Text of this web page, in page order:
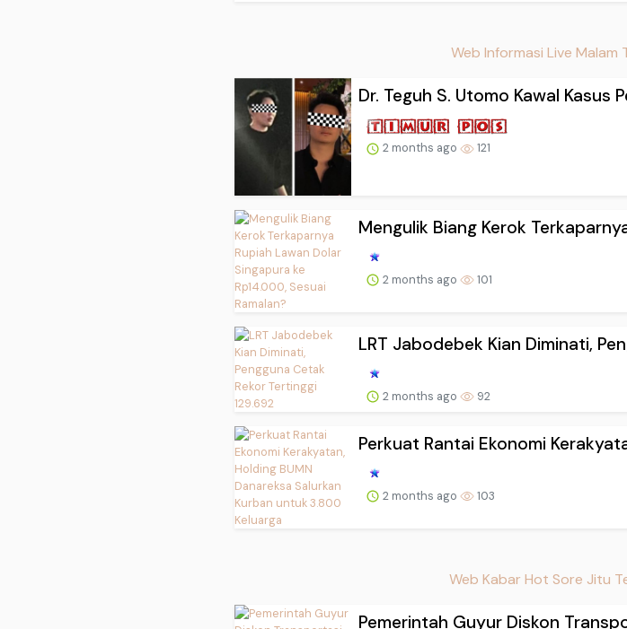
Web Informasi Live Malam
Dr. Teguh S. Utomo Kawal Kasus
2 months ago 121
Mengulik Biang Kerok
2 months ago 101
LRT Jabodebek Kian Diminati,
2 months ago 92
Perkuat Rantai Ekonomi
2 months ago 103
Web Kabar Hot Sore Jitu
Pemerintah Guyur Diskon